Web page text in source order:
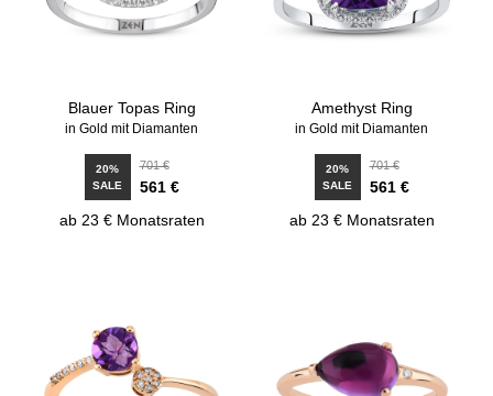
Blauer Topas Ring
in Gold mit Diamanten
20%
SALE
701 €
561 €
ab 23 € Monatsraten
Amethyst Ring
in Gold mit Diamanten
20%
SALE
701 €
561 €
ab 23 € Monatsraten